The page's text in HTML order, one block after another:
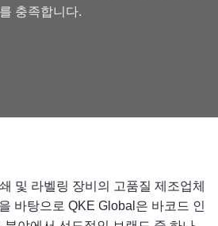
를 충족합니다.
및 라벨링 장비의 고품질 제조업체
바탕으로 QKE Global은 바코드 인